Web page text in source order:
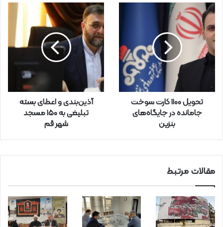
ل
و
د
ر
و
ر
تحویل ۱۱۰۰ کارت سوخت
جامانده در جایگاه‌های
بنزین
آذین‌بندی و اعطای بسته
تبلیغی به 150 مسجد
شهر قم
مقالات مرتبط